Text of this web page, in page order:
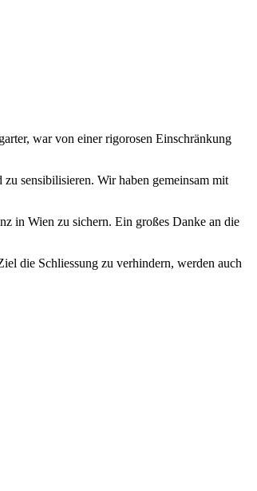
war von einer rigorosen Einschränkung
sensibilisieren. Wir haben gemeinsam mit
in Wien zu sichern. Ein großes Danke an die
die Schliessung zu verhindern, werden auch